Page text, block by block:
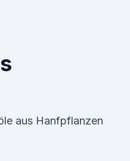
aus Hanfpflanzen